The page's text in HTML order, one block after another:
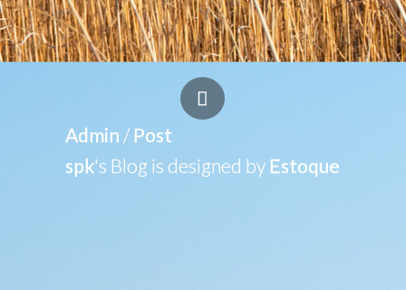
Admin /Post
spk's Blog is designed by Estoque